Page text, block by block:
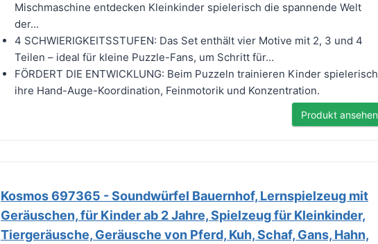
Mischmaschine entdecken Kleinkinder spielerisch die spannende Welt
der...
4 SCHWIERIGKEITSSTUFEN: Das Set enthält vier Motive mit 2, 3 und 4
Teilen – ideal für kleine Puzzle-Fans, um Schritt für...
FÖRDERT DIE ENTWICKLUNG: Beim Puzzeln trainieren Kinder spielerisch
ihre Hand-Auge-Koordination, Feinmotorik und Konzentration.
Produkt ansehen
Kosmos 697365 - Soundwürfel Bauernhof, Lernspielzeug mit
Geräuschen, für Kinder ab 2 Jahre, Spielzeug für Kleinkinder,
Tiergeräusche, Geräusche von Pferd, Kuh, Schaf, Gans, Hahn,